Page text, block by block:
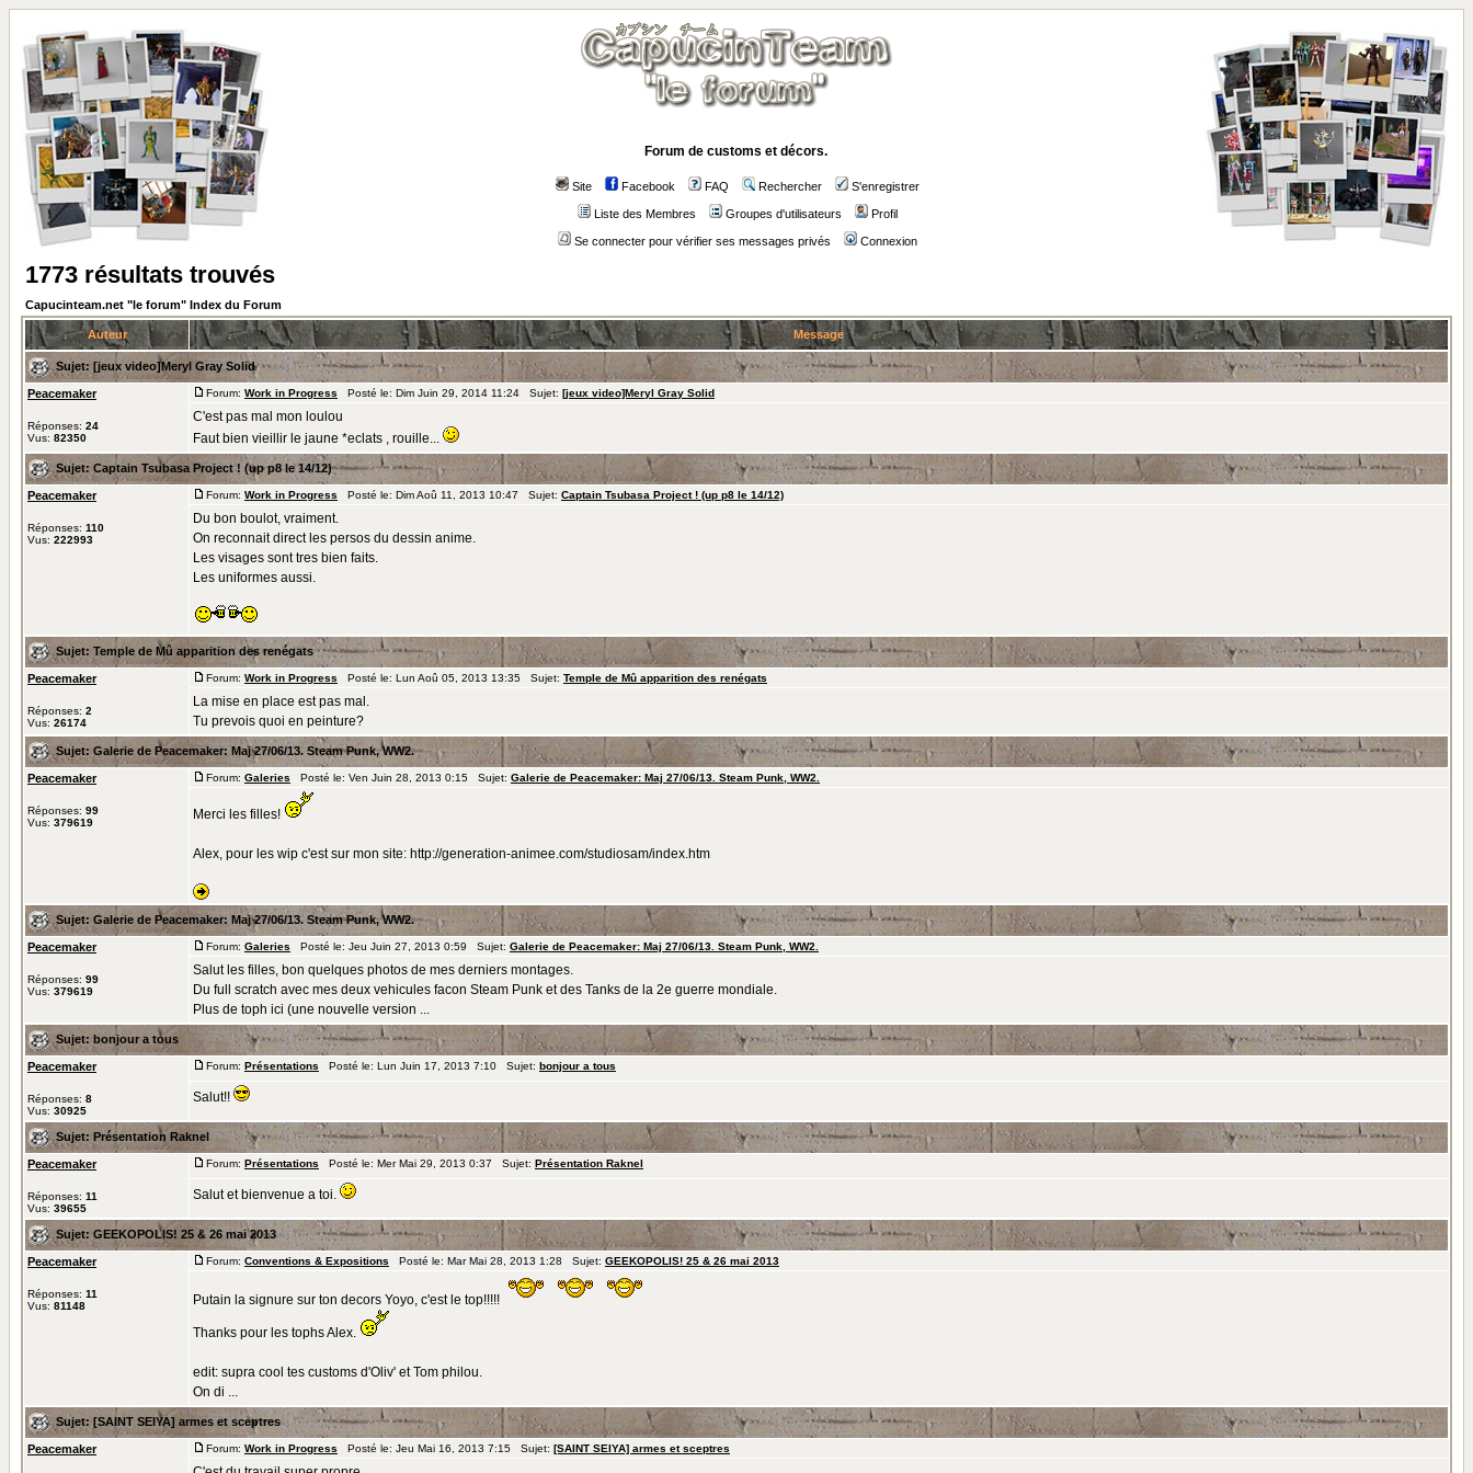
Forum de customs et décors.
Site Facebook FAQ Rechercher S'enregistrer
Liste des Membres Groupes d'utilisateurs Profil
Se connecter pour vérifier ses messages privés Connexion
1773 résultats trouvés
Capucinteam.net "le forum" Index du Forum
Auteur Message
Sujet: [jeux video]Meryl Gray Solid
Peacemaker
Réponses: 24
Vus: 82350
Forum: Work in Progress Posté le: Dim Juin 29, 2014 11:24 Sujet: [jeux video]Meryl Gray Solid
C'est pas mal mon loulou
Faut bien vieillir le jaune *eclats , rouille...
Sujet: Captain Tsubasa Project ! (up p8 le 14/12)
Peacemaker
Réponses: 110
Vus: 222993
Forum: Work in Progress Posté le: Dim Aoû 11, 2013 10:47 Sujet: Captain Tsubasa Project ! (up p8 le 14/12)
Du bon boulot, vraiment.
On reconnait direct les persos du dessin anime.
Les visages sont tres bien faits.
Les uniformes aussi.
Sujet: Temple de Mû apparition des renégats
Peacemaker
Réponses: 2
Vus: 26174
Forum: Work in Progress Posté le: Lun Aoû 05, 2013 13:35 Sujet: Temple de Mû apparition des renégats
La mise en place est pas mal.
Tu prevois quoi en peinture?
Sujet: Galerie de Peacemaker: Maj 27/06/13. Steam Punk, WW2.
Peacemaker
Réponses: 99
Vus: 379619
Forum: Galeries Posté le: Ven Juin 28, 2013 0:15 Sujet: Galerie de Peacemaker: Maj 27/06/13. Steam Punk, WW2.
Merci les filles!
Alex, pour les wip c'est sur mon site: http://generation-animee.com/studiosam/index.htm
Sujet: Galerie de Peacemaker: Maj 27/06/13. Steam Punk, WW2.
Peacemaker
Réponses: 99
Vus: 379619
Forum: Galeries Posté le: Jeu Juin 27, 2013 0:59 Sujet: Galerie de Peacemaker: Maj 27/06/13. Steam Punk, WW2.
Salut les filles, bon quelques photos de mes derniers montages.
Du full scratch avec mes deux vehicules facon Steam Punk et des Tanks de la 2e guerre mondiale.
Plus de toph ici (une nouvelle version ...
Sujet: bonjour a tous
Peacemaker
Réponses: 8
Vus: 30925
Forum: Présentations Posté le: Lun Juin 17, 2013 7:10 Sujet: bonjour a tous
Salut!!
Sujet: Présentation Raknel
Peacemaker
Réponses: 11
Vus: 39655
Forum: Présentations Posté le: Mer Mai 29, 2013 0:37 Sujet: Présentation Raknel
Salut et bienvenue a toi.
Sujet: GEEKOPOLIS! 25 & 26 mai 2013
Peacemaker
Réponses: 11
Vus: 81148
Forum: Conventions & Expositions Posté le: Mar Mai 28, 2013 1:28 Sujet: GEEKOPOLIS! 25 & 26 mai 2013
Putain la signure sur ton decors Yoyo, c'est le top!!!!!
Thanks pour les tophs Alex.
edit: supra cool tes customs d'Oliv' et Tom philou.
On di ...
Sujet: [SAINT SEIYA] armes et sceptres
Peacemaker Forum: Work in Progress Posté le: Jeu Mai 16, 2013 7:15 Sujet: [SAINT SEIYA] armes et sceptres